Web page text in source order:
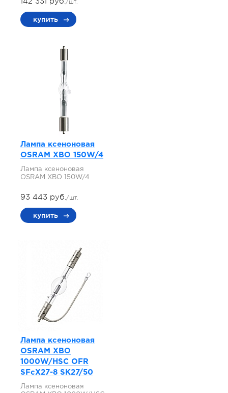
/шт.
купить
Лампа ксеноновая
OSRAM XBO 150W/4
Лампа ксеноновая
OSRAM XBO 150W/4
93 443 руб./шт.
купить
Лампа ксеноновая
OSRAM XBO
1000W/HSC OFR
SFcX27-8 SK27/50
Лампа ксеноновая